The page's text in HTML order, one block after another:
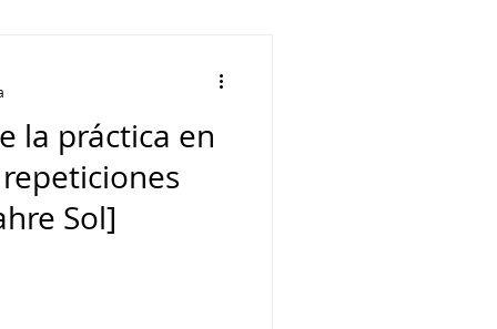
Keith Jarrett
Clare Fischer
la práctica en
Sol]